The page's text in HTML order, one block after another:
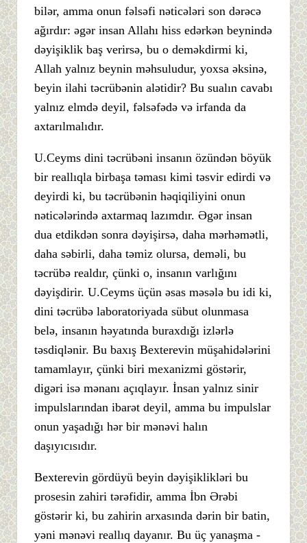
bilər, amma onun fəlsəfi nəticələri son dərəcə
ağırdır: əgər insan Allahı hiss edərkən beynində
dəyişiklik baş verirsə, bu o deməkdirmi ki,
Allah yalnız beynin məhsuludur, yoxsa əksinə,
beyin ilahi təcrübənin alətidir? Bu sualın cavabı
yalnız elmdə deyil, fəlsəfədə və irfanda da
axtarılmalıdır.
U.Ceyms dini təcrübəni insanın özündən böyük
bir reallıqla birbaşa təması kimi təsvir edirdi və
deyirdi ki, bu təcrübənin həqiqiliyini onun
nəticələrində axtarmaq lazımdır. Əgər insan
dua etdikdən sonra dəyişirsə, daha mərhəmətli,
daha səbirli, daha təmiz olursa, deməli, bu
təcrübə realdır, çünki o, insanın varlığını
dəyişdirir. U.Ceyms üçün əsas məsələ bu idi ki,
dini təcrübə laboratoriyada sübut olunmasa
belə, insanın həyatında buraxdığı izlərlə
təsdiqlənir. Bu baxış Bexterevin müşahidələrini
tamamlayır, çünki biri mexanizmi göstərir,
digəri isə mənanı açıqlayır. İnsan yalnız sinir
impulslarından ibarət deyil, amma bu impulslar
onun yaşadığı hər bir mənəvi halın
daşıyıcısıdır.
Bexterevin gördüyü beyin dəyişiklikləri bu
prosesin zahiri tərəfidir, amma İbn Ərəbi
göstərir ki, bu zahirin arxasında dərin bir batin,
yəni mənəvi reallıq dayanır. Bu üç yanaşma -